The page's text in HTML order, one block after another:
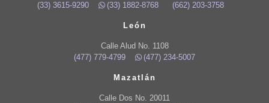
(33) 3615-9290
(33) 1882-8768
(662) 203-3758
León
Calle Alud No. 1108
(477) 779-4799
(477) 234-5007
Mazatlán
Calle Dos No. 20011